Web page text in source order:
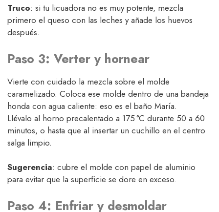
Truco: si tu licuadora no es muy potente, mezcla
primero el queso con las leches y añade los huevos
después.
Paso 3: Verter y hornear
Vierte con cuidado la mezcla sobre el molde
caramelizado. Coloca ese molde dentro de una bandeja
honda con agua caliente: eso es el baño María.
Llévalo al horno precalentado a 175 °C durante 50 a 60
minutos, o hasta que al insertar un cuchillo en el centro
salga limpio.
Sugerencia: cubre el molde con papel de aluminio
para evitar que la superficie se dore en exceso.
Paso 4: Enfriar y desmoldar